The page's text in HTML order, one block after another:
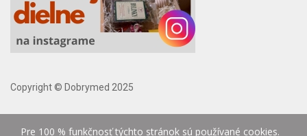
Copyright © Dobrymed 2025
Pre 100 % funkčnosť týchto stránok sú používané cookies.